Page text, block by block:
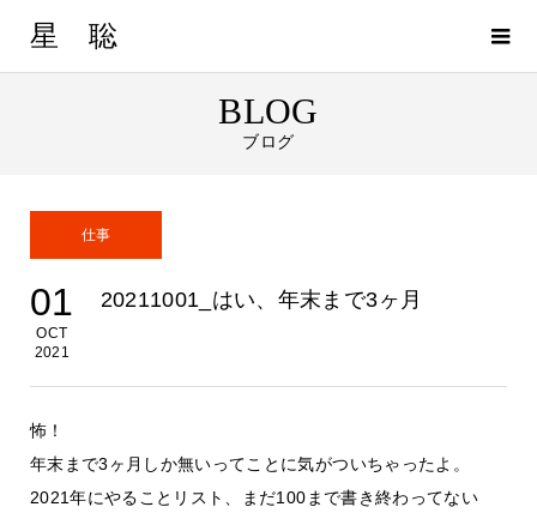
星 聡
BLOG
ブログ
仕事
01
OCT
2021
20211001_はい、年末まで3ヶ月
怖！
年末まで3ヶ月しか無いってことに気がついちゃったよ。
2021年にやることリスト、まだ100まで書き終わってない